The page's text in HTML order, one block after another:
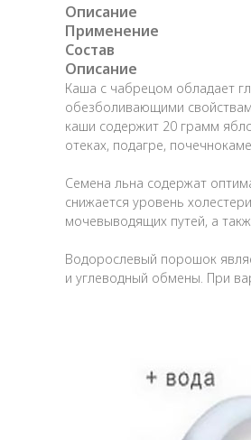
Описание
Применение
Состав
Описание
Каша с чабрецом обладает
обезболивающими
каши содержит 20 грамм
отеках, подагре,
Семена льна содержат
снижается уровень
мочевыводящих путей, а
Водорослевый порошок
и углеводный обмены. При